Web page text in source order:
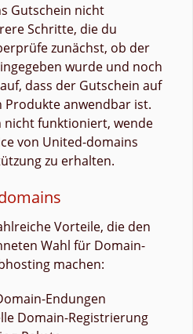
Gutschein nicht
Schritte, die du
zunächst, ob der
wurde und noch
dass der Gutschein auf
Produkte anwendbar ist.
nicht funktioniert, wende
von United-domains
zu erhalten.
Vorteile, die den
Wahl für Domain-
machen:
Endungen
Domain-Registrierung